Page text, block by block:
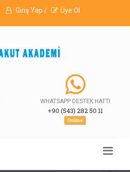
Giriş Yap / Üye Ol
WHATSAPP DESTEK HATTI
+90 (543) 282 50 11
Online